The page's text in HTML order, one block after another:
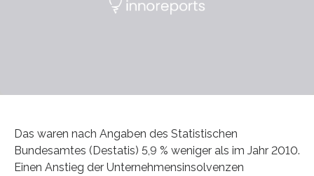
Das waren nach Angaben des Statistischen
Bundesamtes (Destatis) 5,9 % weniger als im Jahr 2010.
Einen Anstieg der Unternehmensinsolvenzen